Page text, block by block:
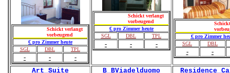
Schickt verlangt
vorbeugend
€ pro Zimmer heute
SGL
DBL TPL
- - -
Schickt verlangt
vorbeugend
€ pro Zimmer heute
SGL
DBL TPL
- - -
€ pro Zimmer
SGL
DBL
- -
Art Suite B BViadelduomo
Residence